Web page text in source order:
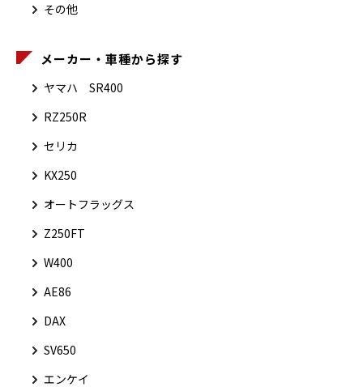
その他
メーカー・車種から探す
ヤマハ SR400
RZ250R
セリカ
KX250
オートフラッグス
Z250FT
W400
AE86
DAX
SV650
エンケイ